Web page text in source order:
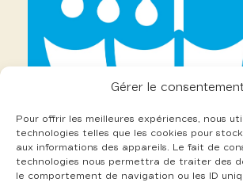
Gérer le
Pour offrir les meilleures expériences, nous
technologies telles que les cookies pour
aux informations des appareils. Le fait de
technologies nous permettra de traiter des
le comportement de navigation ou les ID